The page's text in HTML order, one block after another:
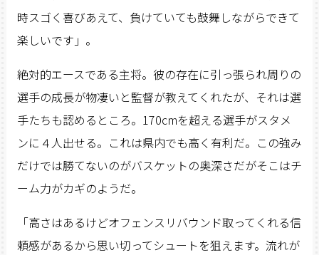
時スゴく喜びあえて、負けていても鼓舞しながらできて
楽しいです」。
絶対的エースである主将。彼の存在に引っ張られ周りの
選手の成長が物凄いと監督が教えてくれたが、それは選
手たちも認めるところ。170cmを超える選手がスタメ
ンに４人出せる。これは県内でも高く有利だ。この強み
だけでは勝てないのがバスケットの奥深さだがそこはチ
ーム力がカギのようだ。
「高さはあるけどオフェンスリバウンド取ってくれる信
頼感があるから思い切ってシュートを狙えます。流れが